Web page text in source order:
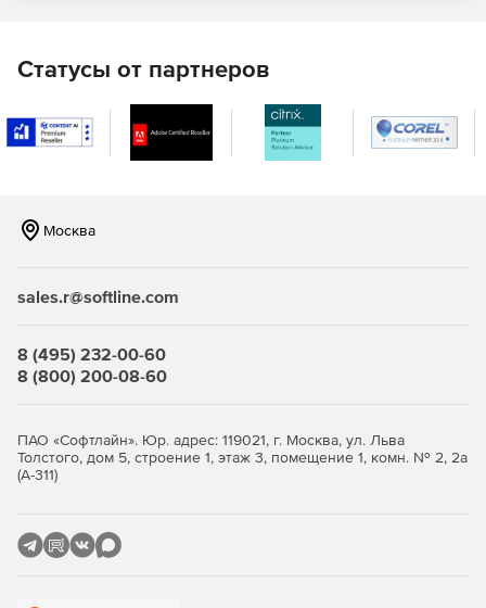
Статусы от партнеров
Москва
sales.r@softline.com
8 (495) 232-00-60
8 (800) 200-08-60
ПАО «Софтлайн». Юр. адрес: 119021, г. Москва, ул. Льва
Толстого, дом 5, строение 1, этаж 3, помещение 1, комн. № 2, 2а
(А-311)